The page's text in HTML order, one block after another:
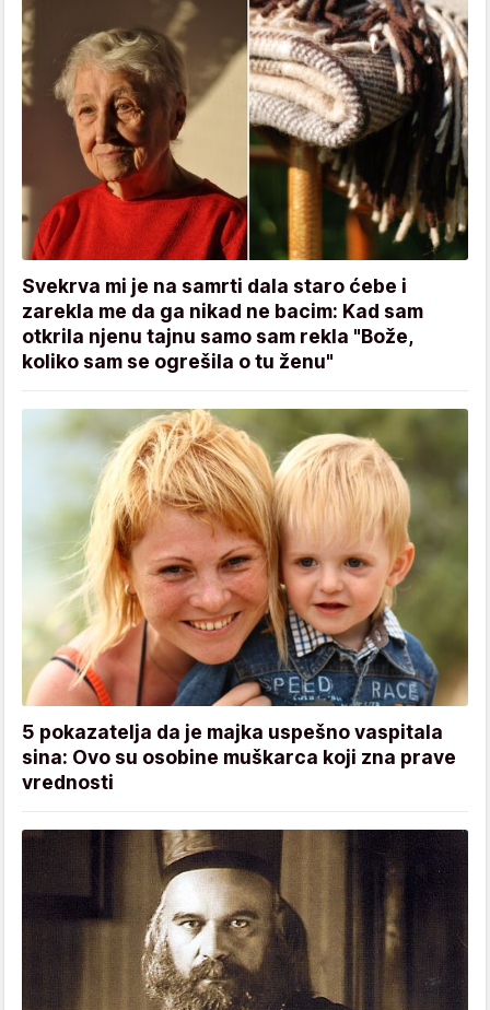
Svekrva mi je na samrti dala staro ćebe i
zarekla me da ga nikad ne bacim: Kad sam
otkrila njenu tajnu samo sam rekla "Bože,
koliko sam se ogrešila o tu ženu"
5 pokazatelja da je majka uspešno vaspitala
sina: Ovo su osobine muškarca koji zna prave
vrednosti